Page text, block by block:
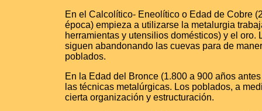
En el Calcolítico- Eneolítico o Edad de Cobre
época) empieza a utilizarse la metalurgia
herramientas y utensilios domésticos) y el oro.
siguen abandonando las cuevas para de
poblados.
En la Edad del Bronce (1.800 a 900 años
las técnicas metalúrgicas. Los poblados, a
cierta organización y estructuración.